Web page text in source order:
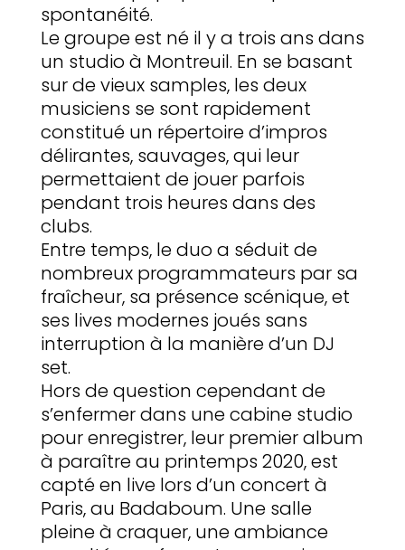
spontanéité.
Le groupe est né il y a trois ans dans
un studio à Montreuil. En se basant
sur de vieux samples, les deux
musiciens se sont rapidement
constitué un répertoire d’impros
délirantes, sauvages, qui leur
permettaient de jouer parfois
pendant trois heures dans des
clubs.
Entre temps, le duo a séduit de
nombreux programmateurs par sa
fraîcheur, sa présence scénique, et
ses lives modernes joués sans
interruption à la manière d’un DJ
set.
Hors de question cependant de
s’enfermer dans une cabine studio
pour enregistrer, leur premier album
à paraître au printemps 2020, est
capté en live lors d’un concert à
Paris, au Badaboum. Une salle
pleine à craquer, une ambiance